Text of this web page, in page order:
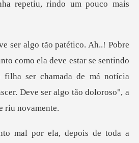
ha repetiu, rindo um
ela deve estar se sentindo
filha ser chamada de má notícia